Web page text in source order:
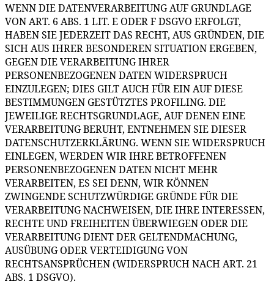
WENN DIE DATENVERARBEITUNG AUF GRUNDLAGE
VON ART. 6 ABS. 1 LIT. E ODER F DSGVO ERFOLGT,
HABEN SIE JEDERZEIT DAS RECHT, AUS GRÜNDEN, DIE
SICH AUS IHRER BESONDEREN SITUATION ERGEBEN,
GEGEN DIE VERARBEITUNG IHRER
PERSONENBEZOGENEN DATEN WIDERSPRUCH
EINZULEGEN; DIES GILT AUCH FÜR EIN AUF DIESE
BESTIMMUNGEN GESTÜTZTES PROFILING. DIE
JEWEILIGE RECHTSGRUNDLAGE, AUF DENEN EINE
VERARBEITUNG BERUHT, ENTNEHMEN SIE DIESER
DATENSCHUTZERKLÄRUNG. WENN SIE WIDERSPRUCH
EINLEGEN, WERDEN WIR IHRE BETROFFENEN
PERSONENBEZOGENEN DATEN NICHT MEHR
VERARBEITEN, ES SEI DENN, WIR KÖNNEN
ZWINGENDE SCHUTZWÜRDIGE GRÜNDE FÜR DIE
VERARBEITUNG NACHWEISEN, DIE IHRE INTERESSEN,
RECHTE UND FREIHEITEN ÜBERWIEGEN ODER DIE
VERARBEITUNG DIENT DER GELTENDMACHUNG,
AUSÜBUNG ODER VERTEIDIGUNG VON
RECHTSANSPRÜCHEN (WIDERSPRUCH NACH ART. 21
ABS. 1 DSGVO).